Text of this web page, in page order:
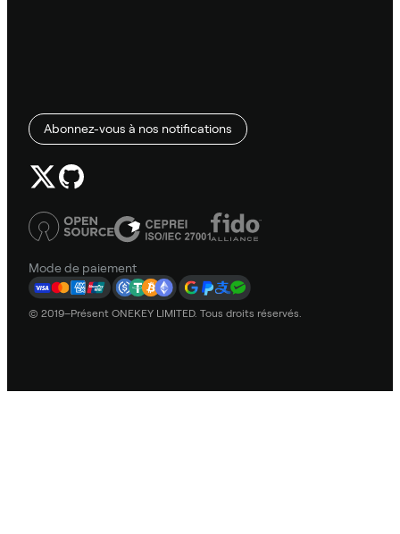
Abonnez-vous à nos notifications
Mode de paiement
© 2019–Présent ONEKEY LIMITED. Tous droits réservés.